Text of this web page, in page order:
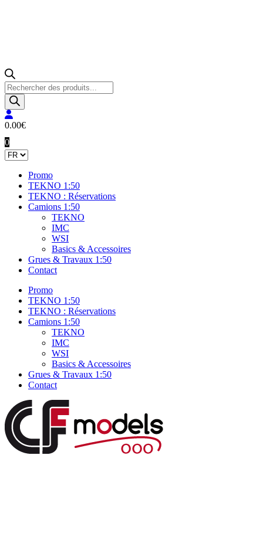
Recherche
de
produits
0.00€
0
Promo
TEKNO 1:50
TEKNO : Réservations
Camions 1:50
TEKNO
IMC
WSI
Basics & Accessoires
Grues & Travaux 1:50
Contact
Promo
TEKNO 1:50
TEKNO : Réservations
Camions 1:50
TEKNO
IMC
WSI
Basics & Accessoires
Grues & Travaux 1:50
Contact